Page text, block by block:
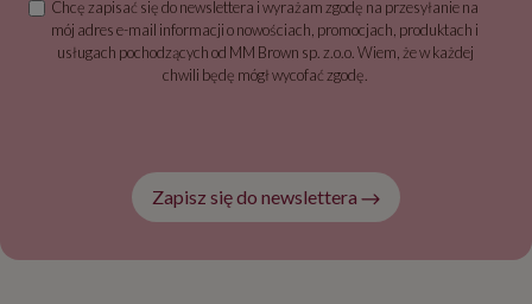
Chcę zapisać się do newslettera i wyrażam zgodę na przesyłanie na
mój adres e-mail informacji o nowościach, promocjach, produktach i
usługach pochodzących od MM Brown sp. z.o.o. Wiem, że w każdej
chwili będę mógł wycofać zgodę.
Zapisz się do newslettera